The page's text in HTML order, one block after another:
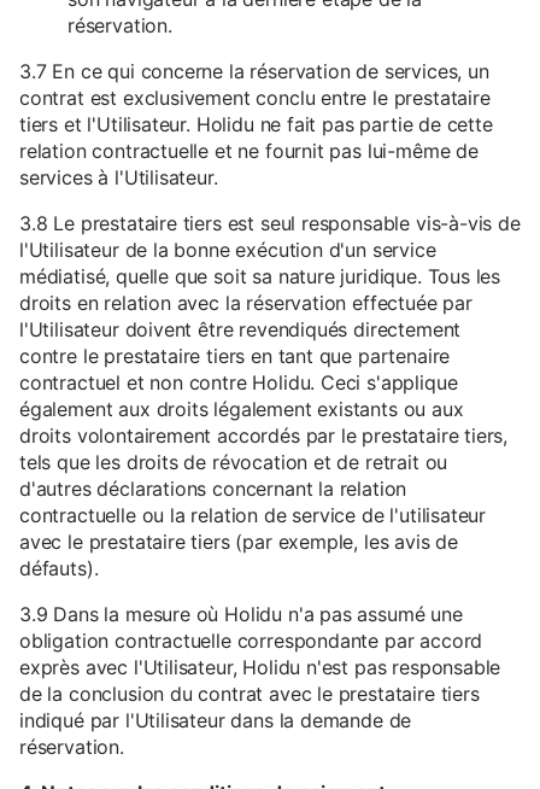
réservation.
3.7 En ce qui concerne la réservation de services, un
contrat est exclusivement conclu entre le prestataire
tiers et l'Utilisateur. Holidu ne fait pas partie de cette
relation contractuelle et ne fournit pas lui-même de
services à l'Utilisateur.
3.8 Le prestataire tiers est seul responsable vis-à-vis de
l'Utilisateur de la bonne exécution d'un service
médiatisé, quelle que soit sa nature juridique. Tous les
droits en relation avec la réservation effectuée par
l'Utilisateur doivent être revendiqués directement
contre le prestataire tiers en tant que partenaire
contractuel et non contre Holidu. Ceci s'applique
également aux droits légalement existants ou aux
droits volontairement accordés par le prestataire tiers,
tels que les droits de révocation et de retrait ou
d'autres déclarations concernant la relation
contractuelle ou la relation de service de l'utilisateur
avec le prestataire tiers (par exemple, les avis de
défauts).
3.9 Dans la mesure où Holidu n'a pas assumé une
obligation contractuelle correspondante par accord
exprès avec l'Utilisateur, Holidu n'est pas responsable
de la conclusion du contrat avec le prestataire tiers
indiqué par l'Utilisateur dans la demande de
réservation.